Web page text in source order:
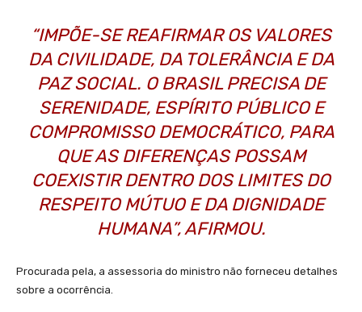
“IMPÕE-SE REAFIRMAR OS VALORES
DA CIVILIDADE, DA TOLERÂNCIA E DA
PAZ SOCIAL. O BRASIL PRECISA DE
SERENIDADE, ESPÍRITO PÚBLICO E
COMPROMISSO DEMOCRÁTICO, PARA
QUE AS DIFERENÇAS POSSAM
COEXISTIR DENTRO DOS LIMITES DO
RESPEITO MÚTUO E DA DIGNIDADE
HUMANA”, AFIRMOU.
Procurada pela, a assessoria do ministro não forneceu detalhes
sobre a ocorrência.